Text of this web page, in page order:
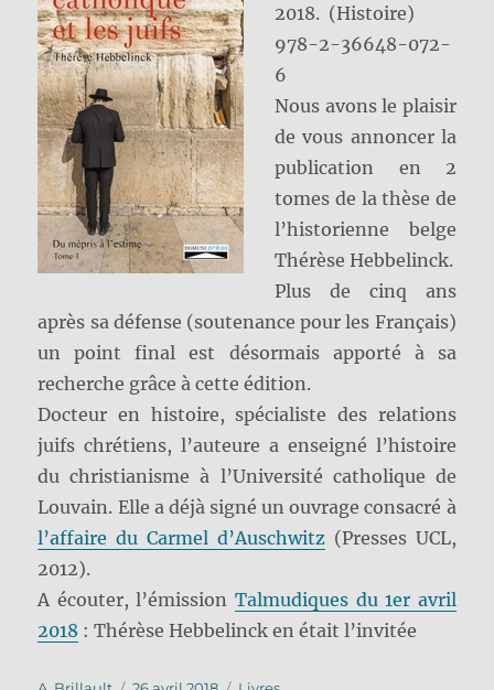
2018. (Histoire)
978-2-36648-072-
6
Nous avons le plaisir
de vous annoncer la
publication en 2
tomes de la thèse de
l’historienne belge
Thérèse Hebbelinck.
Plus de cinq ans
après sa défense (soutenance pour les Français)
un point final est désormais apporté à sa
recherche grâce à cette édition.
Docteur en histoire, spécialiste des relations
juifs chrétiens, l’auteure a enseigné l’histoire
du christianisme à l’Université catholique de
Louvain. Elle a déjà signé un ouvrage consacré à
l’affaire du Carmel d’Auschwitz(Presses UCL,
2012).
A écouter, l’émission Talmudiques du 1er avril
2018 : Thérèse Hebbelinck en était l’invitée